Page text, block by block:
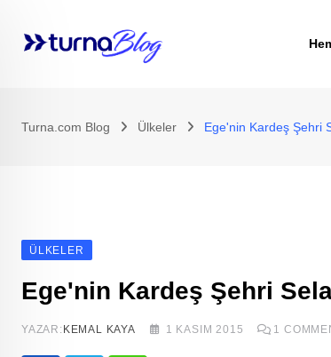
Turna.com Blog Ülkeler Ege'nin Kardeş Şehri
ÜLKELER
Ege'nin Kardeş Şehri
YAZAR: KEMAL KAYA 1 KASIM 2015 1